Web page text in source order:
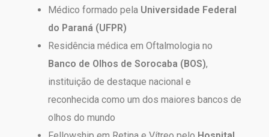
Médico formado pela Universidade Federal
do Paraná (UFPR)
Residência médica em Oftalmologia no
Banco de Olhos de Sorocaba (BOS),
instituição de destaque nacional e
reconhecida como um dos maiores bancos de
olhos do mundo